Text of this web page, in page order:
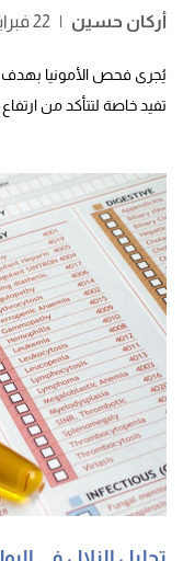
أركان حسين | 22 فبراير 2023
يُجرى فحص الأمونيا بهدف
تفيد خاصة لتتأكد من ارتفاع